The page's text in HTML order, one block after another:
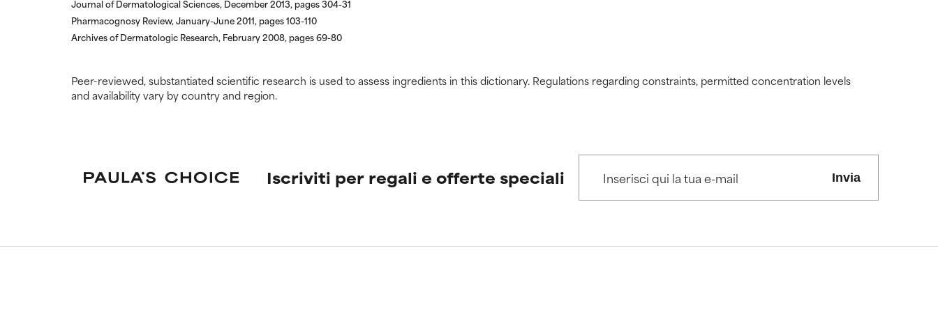
Journal of Dermatological Sciences, December 2013, pages 304-31
Pharmacognosy Review, January-June 2011, pages 103-110
Archives of Dermatologic Research, February 2008, pages 69-80
Peer-reviewed, substantiated scientific research is used to assess ingredients in this dictionary. Regulations regarding constraints, permitted concentration levels
and availability vary by country and region.
Iscriviti per regali e offerte speciali Invia